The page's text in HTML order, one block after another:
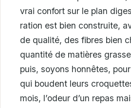
vrai confort sur le plan
ration est bien construite,
de qualité, des fibres bien
quantité de matières
puis, soyons honnêtes,
qui boudent leurs
mois, l’odeur d’un repas